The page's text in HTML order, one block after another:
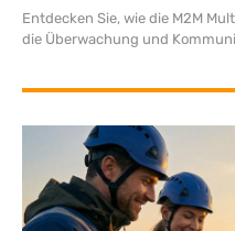
Entdecken Sie, wie die M2M
die Überwachung und